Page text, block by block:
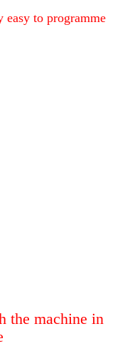
to programme
the machine in